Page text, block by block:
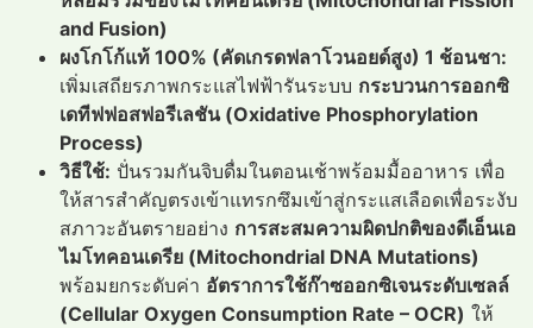
and Fusion)
ผงโกโก้แท้ 100% (คัดเกรดฟลาโวนอยด์สูง) 1 ช้อนชา:
เพิ่มเสถียรภาพกระแสไฟฟ้ารันระบบ กระบวนการออกซิ
เดทีฟฟอสฟอรีเลชัน (Oxidative Phosphorylation
Process)
วิธีใช้: ปั่นรวมกันจิบดื่มในตอนเช้าพร้อมมื้ออาหาร เพื่อ
ให้สารสำคัญตรงเข้าแทรกซึมเข้าสู่กระแสเลือดเพื่อระงับ
สภาวะอันตรายอย่าง การสะสมความผิดปกติของดีเอ็นเอ
ไมโทคอนเดรีย (Mitochondrial DNA Mutations)
พร้อมยกระดับค่า อัตราการใช้ก๊าซออกซิเจนระดับเซลล์
(Cellular Oxygen Consumption Rate – OCR) ให้